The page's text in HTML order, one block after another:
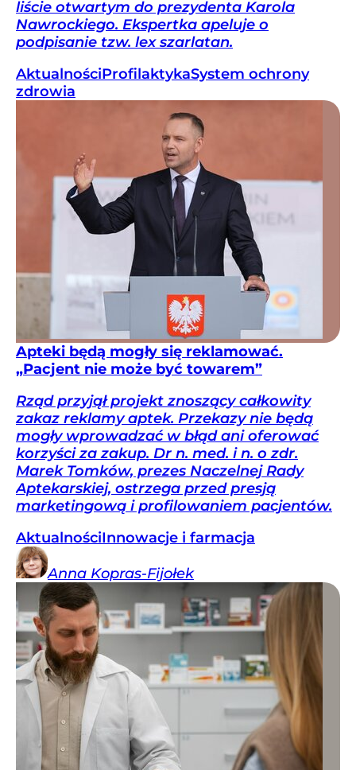
liście otwartym do prezydenta Karola
Nawrockiego. Ekspertka apeluje o
podpisanie tzw. lex szarlatan.
AktualnościProfilaktykaSystem ochrony
zdrowia
Apteki będą mogły się reklamować.
„Pacjent nie może być towarem”
Rząd przyjął projekt znoszący całkowity
zakaz reklamy aptek. Przekazy nie będą
mogły wprowadzać w błąd ani oferować
korzyści za zakup. Dr n. med. i n. o zdr.
Marek Tomków, prezes Naczelnej Rady
Aptekarskiej, ostrzega przed presją
marketingową i profilowaniem pacjentów.
AktualnościInnowacje i farmacja
Anna Kopras-Fijołek